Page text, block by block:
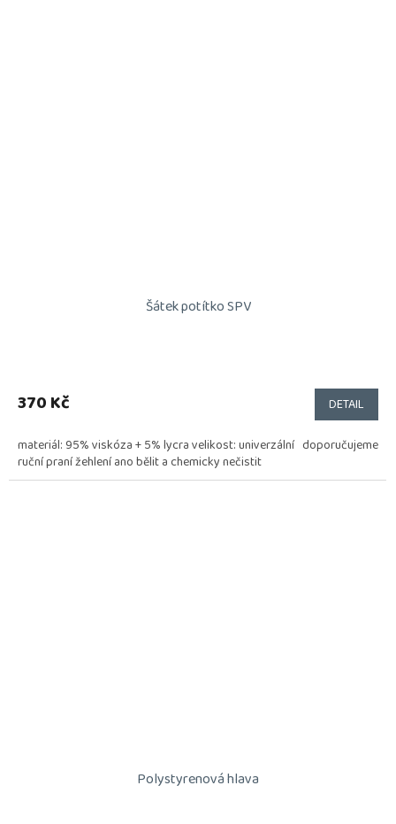
Šátek potítko SPV
370 Kč DETAIL
materiál: 95% viskóza + 5% lycra velikost: univerzální doporučujeme
ruční praní žehlení ano bělit a chemicky nečistit
Polystyrenová hlava